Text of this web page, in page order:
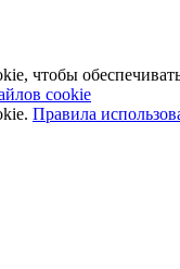
чтобы
cookie
Правила